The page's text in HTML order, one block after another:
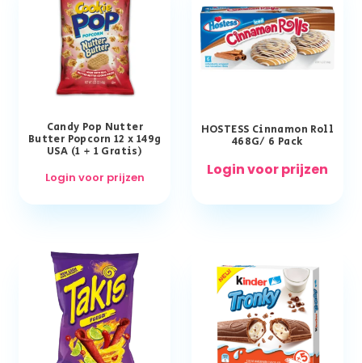
Candy Pop Nutter
Butter Popcorn 12 x 149g
USA (1 + 1 Gratis)
Login voor prijzen
HOSTESS Cinnamon Roll
468G/ 6 Pack
Login voor prijzen